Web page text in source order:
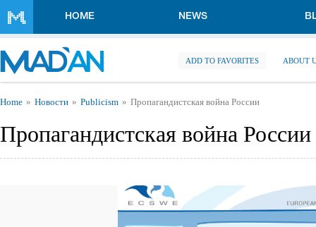
HOME NEWS
ADD TO FAVORITES ABOUT
You are here
Home Новости Publicism Пропагандистская война России
Пропагандистская война России